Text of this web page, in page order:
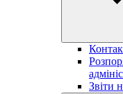
Звіти